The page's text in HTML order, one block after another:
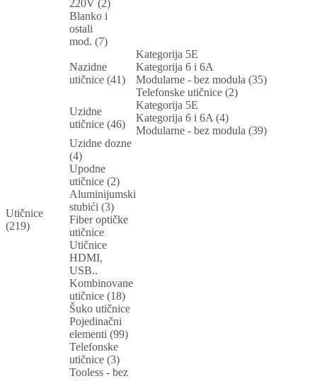
220V (2)
Blanko i
ostali
mod. (7)
Utičnice
(219)
Nazidne
utičnice (41)
Kategorija 5E
Kategorija 6 i 6A
Modularne - bez modula (35)
Telefonske utičnice (2)
Uzidne
utičnice (46)
Kategorija 5E
Kategorija 6 i 6A (4)
Modularne - bez modula (39)
Uzidne dozne
(4)
Upodne
utičnice (2)
Aluminijumski
stubići (3)
Fiber optičke
utičnice
Utičnice
HDMI,
USB..
Kombinovane
utičnice (18)
Šuko utičnice
Pojedinačni
elementi (99)
Telefonske
utičnice (3)
Tooless - bez